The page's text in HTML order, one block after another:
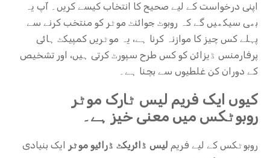
اپنی درخواست کے لیے صحیح کا انتخاب کیسے کریں۔ آپ یہ
بھی سیکھیں گے کہ روبوٹ جوائنٹ موٹر کو منتخب کرنے سے
پہلے کس چیز کا موازنہ کرنا ہے، یہ موٹریں کمپیکٹ ہائی
پرفارمنس ڈیزائن کو کس طرح سپورٹ کرتی ہیں، اور تشخیص
کے دوران کن غلطیوں سے بچنا ہے۔
کیوں ایک فریم لیس ٹارک موٹر
روبوٹکس میں معنی خیز ہے۔
روبوٹکس کے لیے فریم لیس ڈائریکٹ ڈرائیو موٹر ایک بنیادی